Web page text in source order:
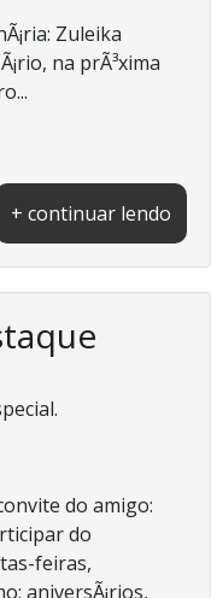
Zuleika
na prÃ³xima
+ continuar lendo
do amigo:
do
feiras,
aniversÃ¡rios,